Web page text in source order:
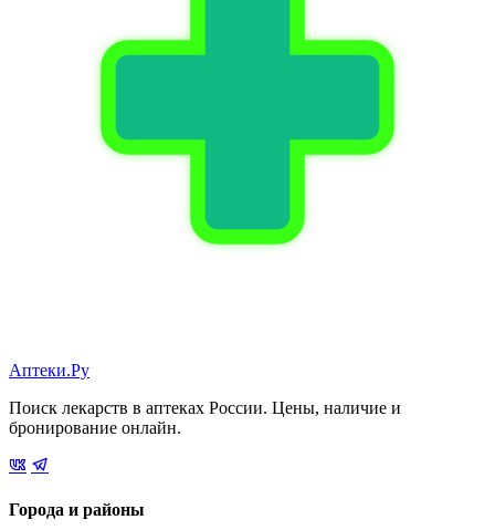
Аптеки.Ру
Поиск лекарств в аптеках России. Цены, наличие и
бронирование онлайн.
Города и районы